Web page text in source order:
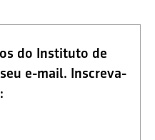
do Instituto de
e-mail. Inscreva-